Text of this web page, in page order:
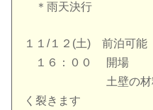
＊雨天決行
１１/１２(土) 前泊可能
１６：００ 開場
土壁の材料とし
く裂きます